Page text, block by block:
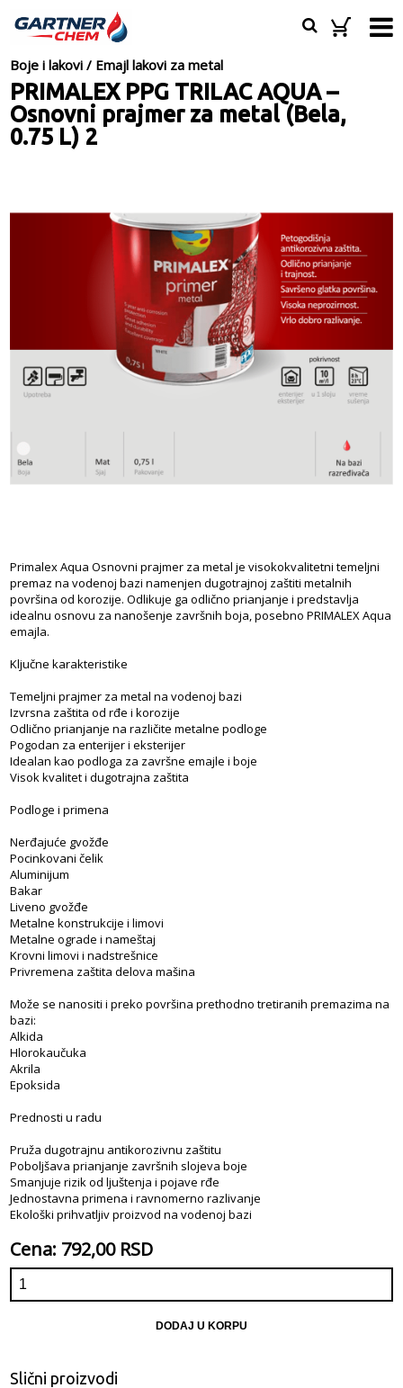
Boje i lakovi / Emajl lakovi za metal
PRIMALEX PPG TRILAC AQUA –
Osnovni prajmer za metal (Bela,
0.75 L) 2
Primalex Aqua Osnovni prajmer za metal je visokokvalitetni temeljni
premaz na vodenoj bazi namenjen dugotrajnoj zaštiti metalnih
površina od korozije. Odlikuje ga odlično prianjanje i predstavlja
idealnu osnovu za nanošenje završnih boja, posebno PRIMALEX Aqua
emajla.
Ključne karakteristike
Temeljni prajmer za metal na vodenoj bazi
Izvrsna zaštita od rđe i korozije
Odlično prianjanje na različite metalne podloge
Pogodan za enterijer i eksterijer
Idealan kao podloga za završne emajle i boje
Visok kvalitet i dugotrajna zaštita
Podloge i primena
Nerđajuće gvožđe
Pocinkovani čelik
Aluminijum
Bakar
Liveno gvožđe
Metalne konstrukcije i limovi
Metalne ograde i nameštaj
Krovni limovi i nadstrešnice
Privremena zaštita delova mašina
Može se nanositi i preko površina prethodno tretiranih premazima na
bazi:
Alkida
Hlorokaučuka
Akrila
Epoksida
Prednosti u radu
Pruža dugotrajnu antikorozivnu zaštitu
Poboljšava prianjanje završnih slojeva boje
Smanjuje rizik od ljuštenja i pojave rđe
Jednostavna primena i ravnomerno razlivanje
Ekološki prihvatljiv proizvod na vodenoj bazi
Cena: 792,00 RSD
DODAJ U KORPU
Slični proizvodi